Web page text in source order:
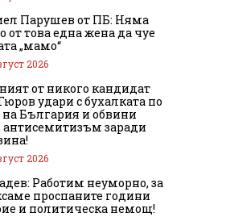
Парушев от ПБ: Няма
от това една жена да чуе
„мамо“
2026
от никого кандидат
удари с бухалката по
България и обвини
антисемитизъм заради
2026
Работим неуморно, за
проспаните години
и политическа немощ!